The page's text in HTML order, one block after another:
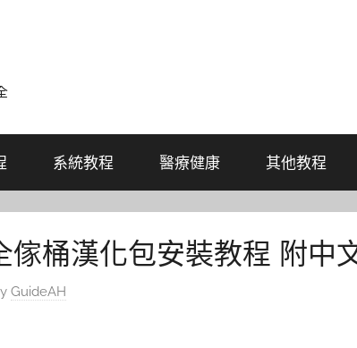
系統教程 醫療健康 其他教程
傢桶漢化包安裝教程 附中
GuideAH